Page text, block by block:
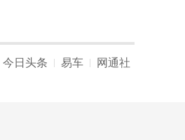
今日头条 易车 网通社